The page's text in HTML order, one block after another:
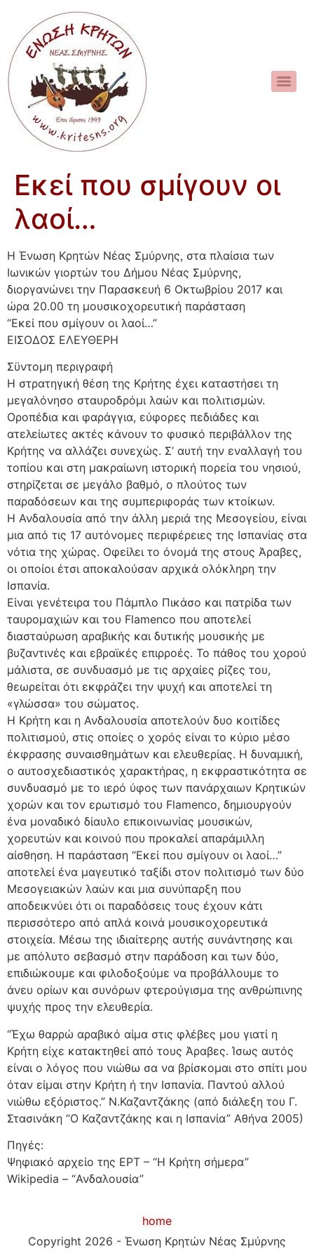
Εκεί που σμίγουν οι
λαοί…
Η Ένωση Κρητών Νέας Σμύρνης, στα πλαίσια των
Ιωνικών γιορτών του Δήμου Νέας Σμύρνης,
διοργανώνει την Παρασκευή 6 Οκτωβρίου 2017 και
ώρα 20.00 τη μουσικοχορευτική παράσταση
“Εκεί που σμίγουν οι λαοί…”
ΕΙΣΟΔΟΣ ΕΛΕΥΘΕΡΗ
Σϋντομη περιγραφή
Η στρατηγική θέση της Κρήτης έχει καταστήσει τη
μεγαλόνησο σταυροδρόμι λαών και πολιτισμών.
Οροπέδια και φαράγγια, εύφορες πεδιάδες και
ατελείωτες ακτές κάνουν το φυσικό περιβάλλον της
Κρήτης να αλλάζει συνεχώς. Σ’ αυτή την εναλλαγή του
τοπίου και στη μακραίωνη ιστορική πορεία του νησιού,
στηρίζεται σε μεγάλο βαθμό, ο πλούτος των
παραδόσεων και της συμπεριφοράς των κτοίκων.
Η Ανδαλουσία από την άλλη μεριά της Μεσογείου, είναι
μια από τις 17 αυτόνομες περιφέρειες της Ισπανίας στα
νότια της χώρας. Οφείλει το όνομά της στους Άραβες,
οι οποίοι έτσι αποκαλούσαν αρχικά ολόκληρη την
Ισπανία.
Είναι γενέτειρα του Πάμπλο Πικάσο και πατρίδα των
ταυρομαχιών και του Flamenco που αποτελεί
διασταύρωση αραβικής και δυτικής μουσικής με
βυζαντινές και εβραϊκές επιρροές. Το πάθος του χορού
μάλιστα, σε συνδυασμό με τις αρχαίες ρίζες του,
θεωρείται ότι εκφράζει την ψυχή και αποτελεί τη
«γλώσσα» του σώματος.
Η Κρήτη και η Ανδαλουσία αποτελούν δυο κοιτίδες
πολιτισμού, στις οποίες ο χορός είναι το κύριο μέσο
έκφρασης συναισθημάτων και ελευθερίας. Η δυναμική,
ο αυτοσχεδιαστικός χαρακτήρας, η εκφραστικότητα σε
συνδυασμό με το ιερό ύφος των πανάρχαιων Κρητικών
χορών και τον ερωτισμό του Flamenco, δημιουργούν
ένα μοναδικό δίαυλο επικοινωνίας μουσικών,
χορευτών και κοινού που προκαλεί απαράμιλλη
αίσθηση. Η παράσταση “Εκεί που σμίγουν οι λαοί…”
αποτελεί ένα μαγευτικό ταξίδι στον πολιτισμό των δύο
Μεσογειακών λαών και μια συνύπαρξη που
αποδεικνύει ότι οι παραδόσεις τους έχουν κάτι
περισσότερο από απλά κοινά μουσικοχορευτικά
στοιχεία. Μέσω της ιδιαίτερης αυτής συνάντησης και
με απόλυτο σεβασμό στην παράδοση και των δύο,
επιδιώκουμε και φιλοδοξούμε να προβάλλουμε το
άνευ ορίων και συνόρων φτερούγισμα της ανθρώπινης
ψυχής προς την ελευθερία.
“Έχω θαρρώ αραβικό αίμα στις φλέβες μου γιατί η
Κρήτη είχε κατακτηθεί από τους Άραβες. Ίσως αυτός
είναι ο λόγος που νιώθω σα να βρίσκομαι στο σπίτι μου
όταν είμαι στην Κρήτη ή την Ισπανία. Παντού αλλού
νιώθω εξόριστος.” Ν.Καζαντζάκης (από διάλεξη του Γ.
Στασινάκη “Ο Καζαντζάκης και η Ισπανία” Αθήνα 2005)
Πηγές:
Ψηφιακό αρχείο της ΕΡΤ – “Η Κρήτη σήμερα”
Wikipedia – “Ανδαλουσία”
home
Copyright 2026 - Ένωση Κρητών Νέας Σμύρνης